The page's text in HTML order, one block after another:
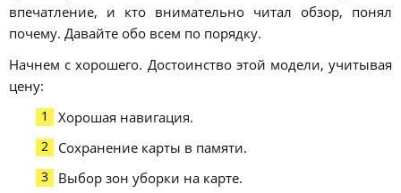
впечатление, и кто внимательно читал обзор, понял
почему. Давайте обо всем по порядку.
Начнем с хорошего. Достоинство этой модели, учитывая
цену:
Хорошая навигация.
Сохранение карты в памяти.
Выбор зон уборки на карте.